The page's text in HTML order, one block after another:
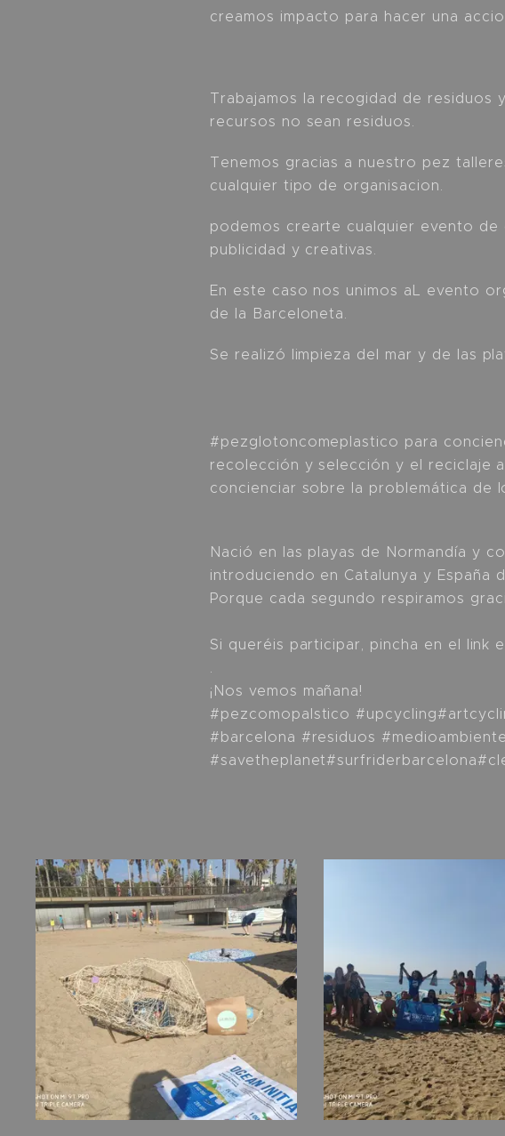
creamos impacto para hacer una
Trabajamos la recogidad de residuos
recursos no sean residuos.
Tenemos gracias a nuestro pez
cualquier tipo de organisacion.
podemos crearte cualquier evento de
publicidad y creativas.
En este caso nos unimos aL evento
de la Barceloneta.
Se realizó limpieza del mar y de las
#pezglotoncomeplastico para
recolección y selección y el reciclaje
concienciar sobre la problemática de
Nació en las playas de Normandía y
introduciendo en Catalunya y España
Porque cada segundo respiramos
Si queréis participar, pincha en el link
.
¡Nos vemos mañana!🌎
#pezcomopalstico
#barcelona #residuos